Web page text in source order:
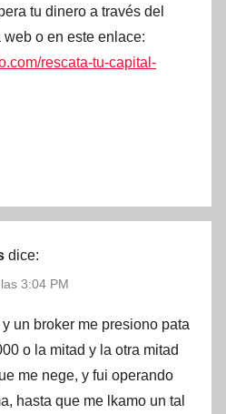
tu dinero a través del
o en este enlace:
rescata-tu-capital-
dice:
3:04 PM
un broker me presiono pata
o la mitad y la otra mitad
me nege, y fui operando
hasta que me lkamo un tal